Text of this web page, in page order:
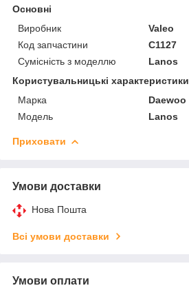
Основні
Виробник
Valeo
Код запчастини
C1127
Сумісність з моделлю
Lanos
Користувальницькі характеристики
Марка
Daewoo
Модель
Lanos
Приховати
Умови доставки
Нова Пошта
Всі умови доставки
Умови оплати